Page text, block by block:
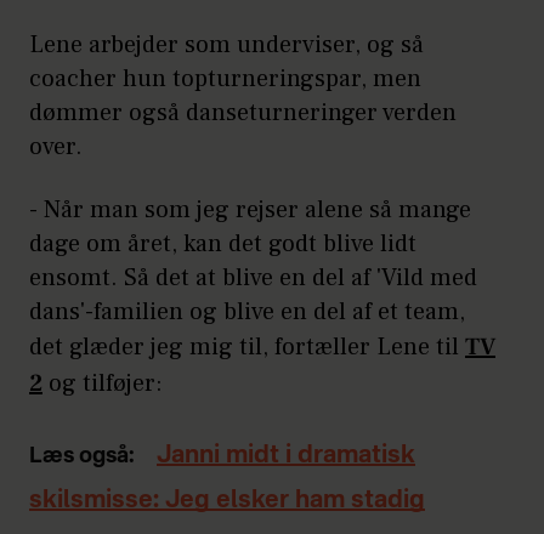
Lene arbejder som underviser, og så
coacher hun topturneringspar, men
dømmer også danseturneringer verden
over.
- Når man som jeg rejser alene så mange
dage om året, kan det godt blive lidt
ensomt. Så det at blive en del af 'Vild med
dans'-familien og blive en del af et team,
det glæder jeg mig til, fortæller Lene til TV
2 og tilføjer:
Læs også:
Janni midt i dramatisk
skilsmisse: Jeg elsker ham stadig